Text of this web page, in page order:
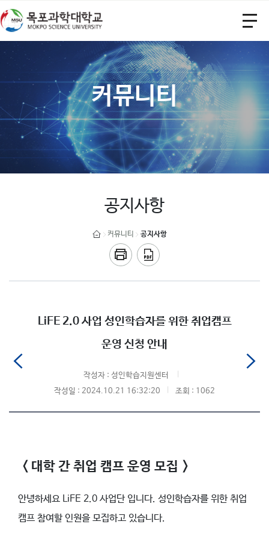
커뮤니티
공지사항
커뮤니티 공지사항
LiFE 2.0 사업 성인학습자를 위한 취업캠프
운영 신청 안내
작성자 : 성인학습지원센터
작성일 : 2024.10.21 16:32:20
조회 : 1062
< 대학 간 취업 캠프 운영 모집 >
안녕하세요 LiFE 2.0 사업단 입니다. 성인학습자를 위한 취업
캠프 참여할 인원을 모집하고 있습니다.